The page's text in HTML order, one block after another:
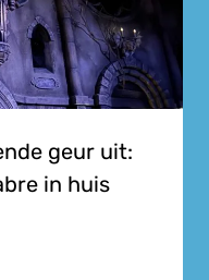
geur uit:
in huis